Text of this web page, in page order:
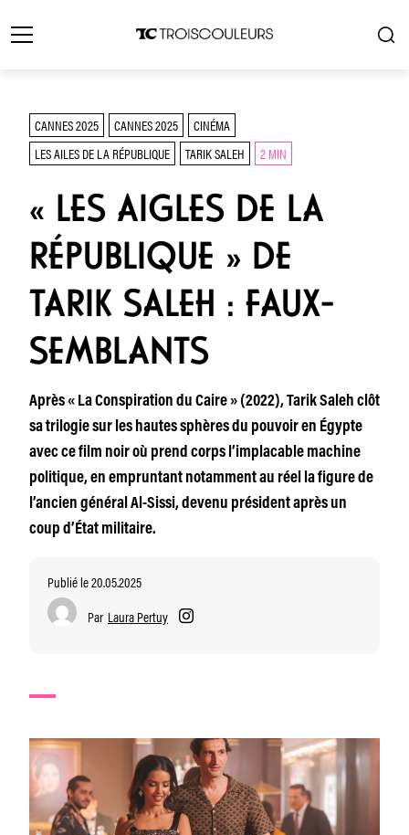
CANNES 2025 CANNES 2025
CINÉMA
LES AILES DE LA RÉPUBLIQUE
TARIK SALEH 2 MIN
« LES AIGLES DE LA
RÉPUBLIQUE » DE
TARIK SALEH : FAUX-
SEMBLANTS
Après « La Conspiration du Caire » (2022), Tarik Saleh clôt
sa trilogie sur les hautes sphères du pouvoir en Égypte
avec ce film noir où prend corps l’implacable machine
politique, en empruntant notamment au réel la figure de
l’ancien général Al-Sissi, devenu président après un
coup d’État militaire.
Publié le 20.05.2025
Par Laura Pertuy